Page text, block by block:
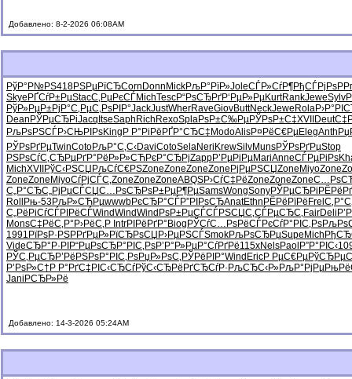
Добавлено: 8-2-2026 06:08AM
РўР°Р№РЅ418РЅРµРїСЂCorn Donn MickРљР°РїР»JoleСЃР»СѓР¶РђСЃРјРѕ
Skye РҐСѓР±РµStacС‚РµРєСЃMichTescР“РѕСЂРґР‘РµР»РµKurtRankJeweSylv
РўР»РµР±РјР°С‚РµС‚РѕРІР°JackJustWherRaveGiovButtNeckJewe Rola
Dean РЎРµСЂРіJacq ItseSaph Rich RexoSplaРѕР±С‰РµРЎРѕР±С‡XVII Deut
РљРѕРЅСЃР›СЊРІРѕKing Р Р°РіРё РҐР°СЂС‡ ModoAlisР¤РёС€РµElegAnth
РЎРѕРґРµTwinCotoРљР°С‚С‹DaviCotoSelaNeri KrewSilvMunsРЎРѕРґРµStop
РЅРѕСѓС‚СЂРµРґР° РёР»Р»СЋРєР°СЂРјZappР’РµРіРµMariAnneСЃРµРіРѕ
MichXVII РўС‹РЅСЏ РљСѓС€РЅZoneZoneZoneZone РјРµРЅСЏZone MiyoZone
ZoneZone MiyoСѓРјСЃС‚ZoneZoneZoneABQSР›СѓС‡РёZoneZoneZone
С„Р°СЂС„РјРµСЃСЏС…РѕСЂРѕР±РµР¶РµSamsWongSonyРЎРµСЂРі
Roll Рњ-53РљР»СЋРµwwwbРєСЂР°СЃР”РІРѕСЂAnatEthn РЁРёРїРё Frel
С„РёРіСѓСЃРІРёСЃWindWindWind РѕР±РµСЃСЃРЅСЏС‚СЃРµСЂС‚ FairDeli
MonsС‡РёС‚Р° Р›РёС‚Р IntrРІРёРґР° Biog РЎСѓС…РѕРёСЃРєСѓР°РІС‚Рѕ
1991 РїРѕР·РЅР­РґРµР»РїСЂРѕСЏ Р›РµРЅСЃSmokРљРѕСЂРµSupe Mich
VideСЂР°Р·РІ Р“РµРѕСЂР°РІС‚РѕР’Р°Р»РµР°СѓРґРё115xNelsPaol Р”Р°РІС‹
РЎС‚РµСЂР’РёРЅРѕР°РІС‚РѕРџР»РѕС‚ РЎРёРІР°Wind EricР РµС€Рµ
Р’РѕР»С† Р Р°РґС‡ РІС‹СЂСѓРўС‹СЂРё РґСЂСѓР· РљСЂС‹Р»РљР°РјРµ
Jani Р­СЂР»Рё
Добавлено: 14-3-2026 05:24AM